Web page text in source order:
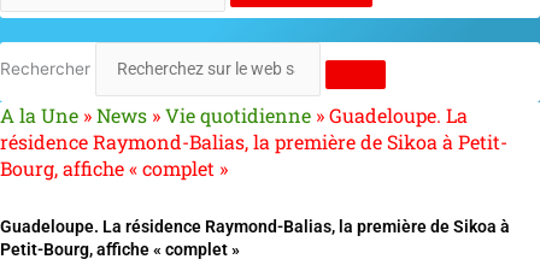
Rechercher
A la Une »News »Vie quotidienne »Guadeloupe. La
résidence Raymond-Balias, la première de Sikoa à Petit-
Bourg, affiche « complet »
Guadeloupe. La résidence Raymond-Balias, la première de Sikoa à
Petit-Bourg, affiche « complet »